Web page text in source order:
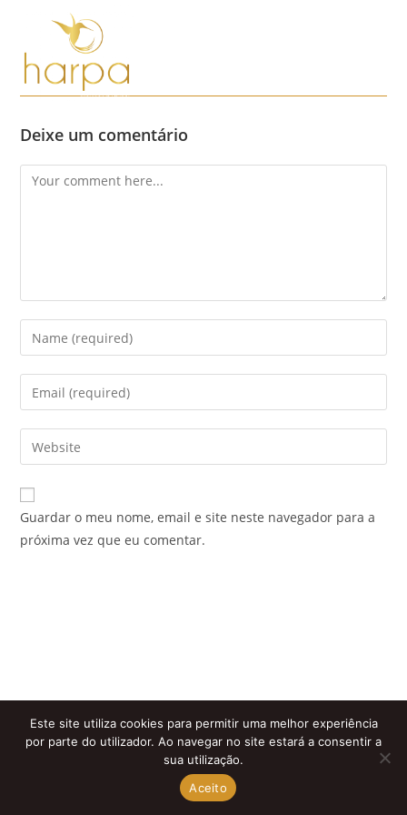
content
Deixe um comentário
Comment
Enter
your
name
comment
Enter
your
email
address
comment
Enter
your
website
URL
Guardar o meu nome, email e site neste navegador para a
próxima vez que eu comentar.
Este site utiliza cookies para permitir uma melhor experiência
por parte do utilizador. Ao navegar no site estará a consentir a
sua utilização.
Aceito